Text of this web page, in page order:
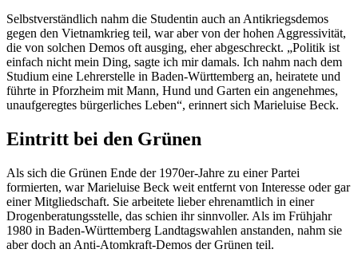
Selbstverständlich nahm die Studentin auch an Antikriegsdemos
gegen den Vietnamkrieg teil, war aber von der hohen Aggressivität,
die von solchen Demos oft ausging, eher abgeschreckt. „Politik ist
einfach nicht mein Ding, sagte ich mir damals. Ich nahm nach dem
Studium eine Lehrerstelle in Baden-Württemberg an, heiratete und
führte in Pforzheim mit Mann, Hund und Garten ein angenehmes,
unaufgeregtes bürgerliches Leben“, erinnert sich Marieluise Beck.
Eintritt bei den Grünen
Als sich die Grünen Ende der 1970er-Jahre zu einer Partei
formierten, war Marieluise Beck weit entfernt von Interesse oder gar
einer Mitgliedschaft. Sie arbeitete lieber ehrenamtlich in einer
Drogenberatungsstelle, das schien ihr sinnvoller. Als im Frühjahr
1980 in Baden-Württemberg Landtagswahlen anstanden, nahm sie
aber doch an Anti-Atomkraft-Demos der Grünen teil.